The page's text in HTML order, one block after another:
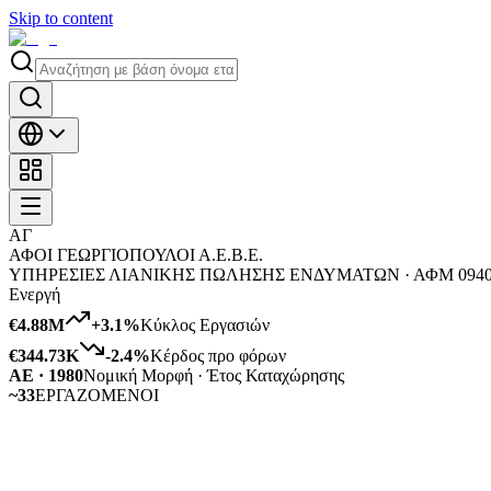
Skip to content
ΑΓ
ΑΦΟΙ ΓΕΩΡΓΙΟΠΟΥΛΟΙ Α.Ε.Β.Ε.
ΥΠΗΡΕΣΙΕΣ ΛΙΑΝΙΚΗΣ ΠΩΛΗΣΗΣ ΕΝΔΥΜΑΤΩΝ · ΑΦΜ
Ενεργή
€4.88M
+3.1%Κύκλος Εργασιών
€344.73K
-2.4%Κέρδος προ φόρων
ΑΕ · 1980Νομική Μορφή · Έτος Καταχώρησης
~33ΕΡΓΑΖΟΜΕΝΟΙ